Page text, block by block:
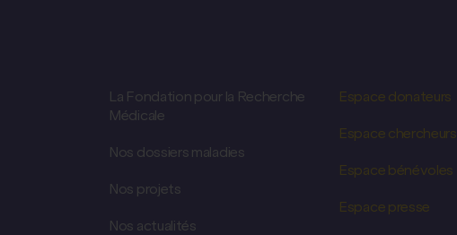
La Fondation pour la Recherche
Médicale
Nos dossiers maladies
Nos projets
Nos actualités
Espace donateurs
Espace chercheurs
Espace bénévoles
Espace presse